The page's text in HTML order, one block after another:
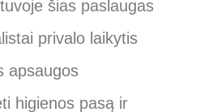
šias paslaugas
privalo laikytis
apsaugos
higienos pasą ir